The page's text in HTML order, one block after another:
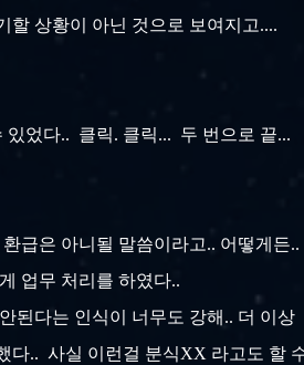
상황이 아닌 것으로 보여지고....
있었다.. 클릭. 클릭... 두 번으로 끝...
급은 아니될 말씀이라고.. 어떻게든..
업무 처리를 하였다..
된다는 인식이 너무도 강해.. 더 이상
다.. 사실 이런걸 분식XX 라고도 할